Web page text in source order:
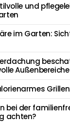
und
im Garten:
Außenbereiche
bei der
achten?